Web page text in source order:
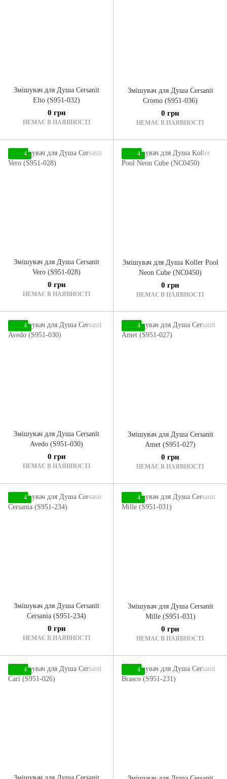
Змішувач для Душа Cersanit
Elio (S951-032)
0 грн
НЕМАЄ В НАЯВНОСТІ
Змішувач для Душа Cersanit
Cromo (S951-036)
0 грн
НЕМАЄ В НАЯВНОСТІ
4
Змішувач для Душа Cersanit
Vero (S951-028)
0 грн
НЕМАЄ В НАЯВНОСТІ
4
Змішувач для Душа Koller Pool
Neon Cube (NC0450)
0 грн
НЕМАЄ В НАЯВНОСТІ
4
Змішувач для Душа Cersanit
Avedo (S951-030)
0 грн
НЕМАЄ В НАЯВНОСТІ
4
Змішувач для Душа Cersanit
Amet (S951-027)
0 грн
НЕМАЄ В НАЯВНОСТІ
4
Змішувач для Душа Cersanit
Cersania (S951-234)
0 грн
НЕМАЄ В НАЯВНОСТІ
4
Змішувач для Душа Cersanit
Mille (S951-031)
0 грн
НЕМАЄ В НАЯВНОСТІ
4 4